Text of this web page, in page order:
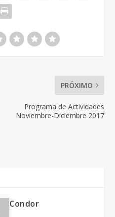
PRÓXIMO
Programa de Actividades
Noviembre-Diciembre 2017
Condor